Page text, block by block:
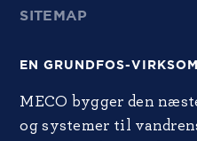
SITEMAP
EN GRUNDFOS-
MECO bygger den
og systemer til